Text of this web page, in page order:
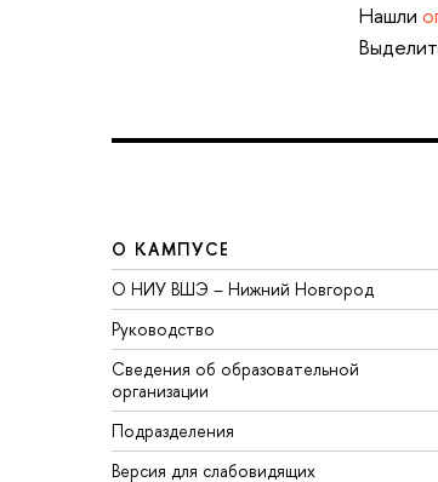
Нашли
О КАМПУСЕ
О НИУ ВШЭ – Нижний Новгород
Руководство
Сведения об образовательной
организации
Подразделения
Версия для слабовидящих